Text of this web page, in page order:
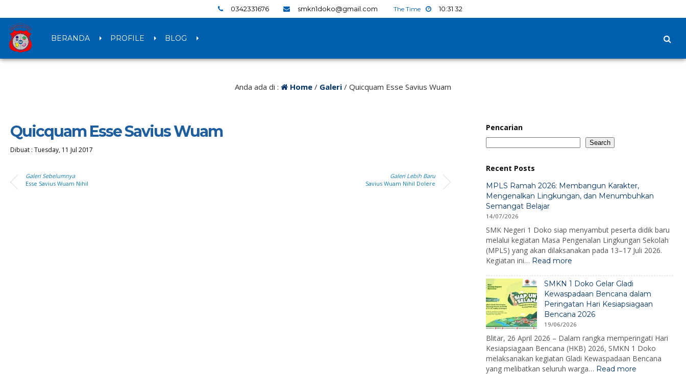
0342331676 smkn1doko@gmail.com 10:31 32
BERANDA PROFILE BLOG
Anda ada di : Home / Galeri / Quicquam Esse Savius Wuam
Quicquam Esse Savius Wuam
Dibuat : Tuesday, 11 Jul 2017
Galeri Sebelumnya
Esse Savius Wuam Nihil
Galeri Lebih Baru
Savius Wuam Nihil Dolere
Pencarian
Search
Recent Posts
MPLS Ramah 2026: Membangun Karakter,
Mengenalkan Lingkungan, dan Menumbuhkan
Semangat Belajar
14/07/2026
SMK Negeri 1 Doko siap menyambut peserta didik baru
melalui kegiatan Masa Pengenalan Lingkungan Sekolah
(MPLS) yang akan dilaksanakan pada 13–17 Juli 2026.
Kegiatan ini… Read more:
Ramah
2026:
Membangun
Karakter,
Mengenalkan
Lingkungan,
Menumbuhkan
Semangat
Belajar
SMKN 1 Doko Gelar Gladi
Kewaspadaan Bencana dalam
Peringatan Hari Kesiapsiagaan
Bencana 2026
19/06/2026
Blitar, 26 April 2026 – Dalam rangka memperingati Hari
Kesiapsiagaan Bencana (HKB) 2026, SMKN 1 Doko
melaksanakan kegiatan Gladi Kewaspadaan Bencana
yang melibatkan seluruh warga… Read more: